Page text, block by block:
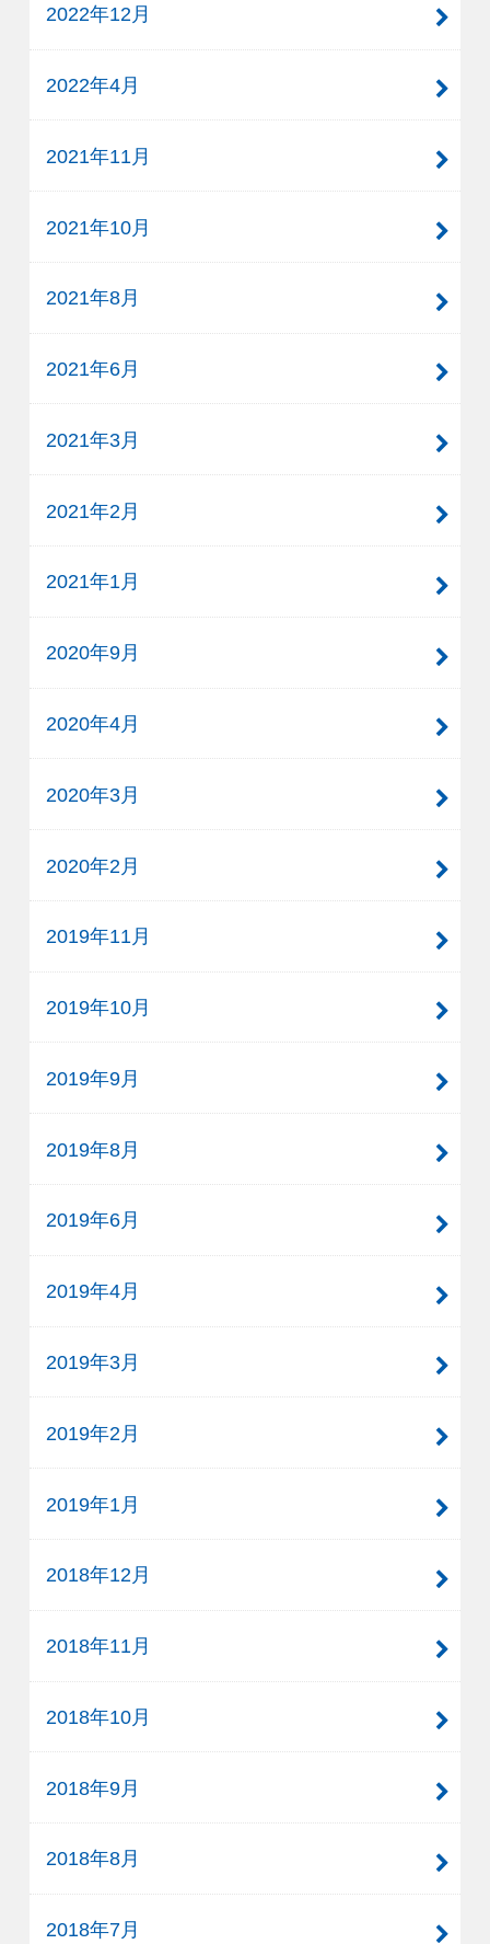
2022年12月
2022年4月
2021年11月
2021年10月
2021年8月
2021年6月
2021年3月
2021年2月
2021年1月
2020年9月
2020年4月
2020年3月
2020年2月
2019年11月
2019年10月
2019年9月
2019年8月
2019年6月
2019年4月
2019年3月
2019年2月
2019年1月
2018年12月
2018年11月
2018年10月
2018年9月
2018年8月
2018年7月